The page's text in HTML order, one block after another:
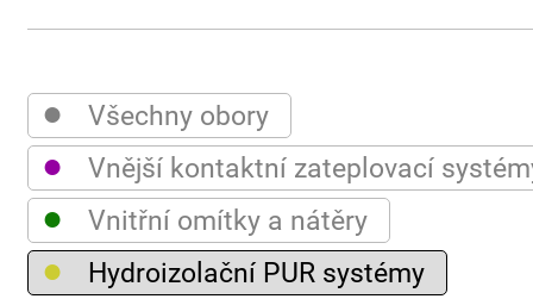
● Všechny obory
● Vnější kontaktní zateplovací
● Vnitřní omítky a nátěry
● Hydroizolační PUR systémy